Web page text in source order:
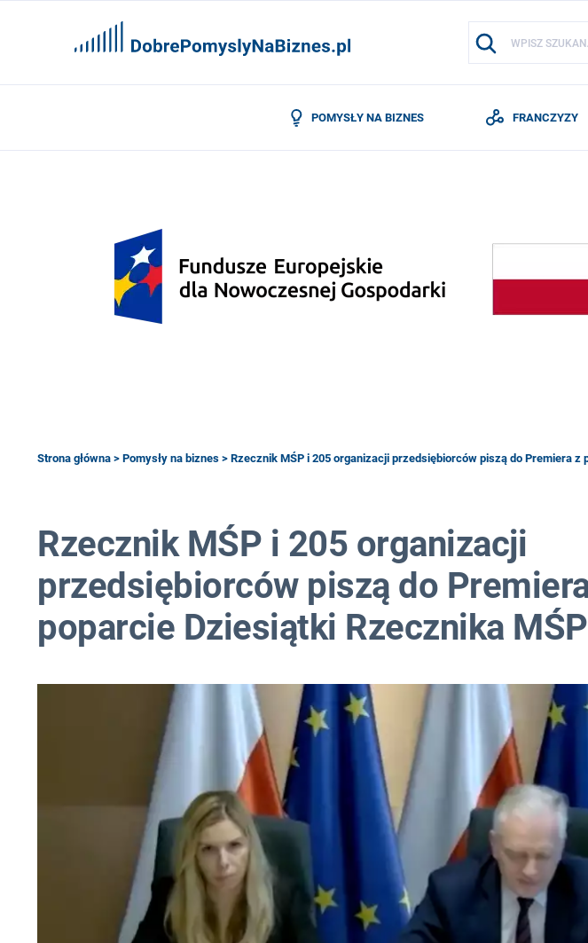
POMYSŁY NA BIZNES FRANCZYZY
Strona główna > Pomysły na biznes > Rzecznik MŚP i 205 organizacji przedsiębiorców piszą do Premiera z
Rzecznik MŚP i 205 organizacji
przedsiębiorców piszą do
poparcie Dziesiątki Rzecznika MŚP